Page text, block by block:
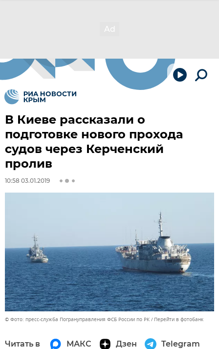
В Киеве рассказали о
подготовке нового прохода
судов через Керченский
пролив
10:58 03.01.2019
© Фото: пресс-служба Погрануправления ФСБ России по РК Перейти в фотобанк
Читать в МАКС Дзен Telegram